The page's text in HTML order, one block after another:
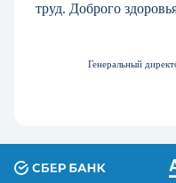
труд. Доброго
Генеральный